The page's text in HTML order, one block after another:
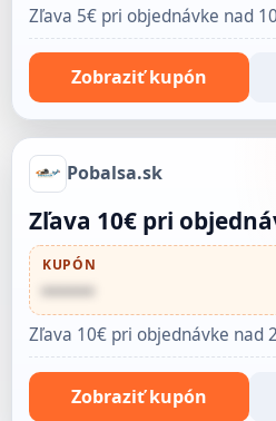
Zľava 5€ pri objednávke nad
Zobraziť kupón
Pobalsa.sk
Zľava 10€ pri
KUPÓN
••••••
Zľava 10€ pri objednávke nad
Zobraziť kupón